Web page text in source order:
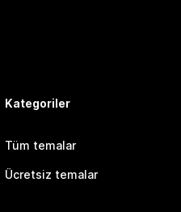
Kategoriler
Tüm temalar
Ücretsiz temalar